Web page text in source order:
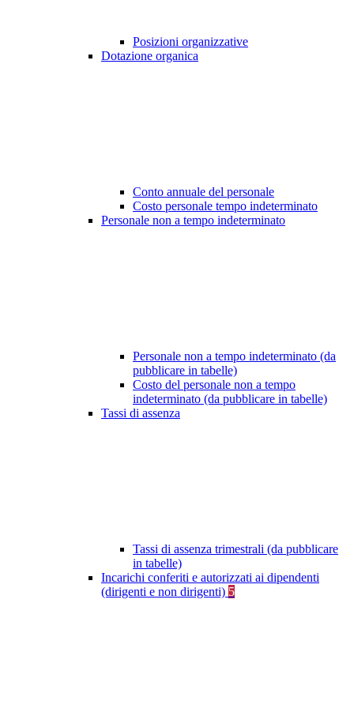
Posizioni organizzative
Dotazione organica
Conto annuale del personale
Costo personale tempo indeterminato
Personale non a tempo indeterminato
Personale non a tempo indeterminato (da
pubblicare in tabelle)
Costo del personale non a tempo
indeterminato (da pubblicare in tabelle)
Tassi di assenza
Tassi di assenza trimestrali (da pubblicare
in tabelle)
Incarichi conferiti e autorizzati ai dipendenti
(dirigenti e non dirigenti) 5